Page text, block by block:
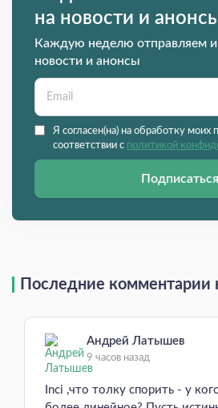
на новости и
Каждую неделю отправляем
новости и анонсы
Я согласен(на) на обработку моих
соответствии с политикой
Подписаться
Последние комментарии
Андрей Латышев
9 часов назад
Inci ,что толку спорить - у